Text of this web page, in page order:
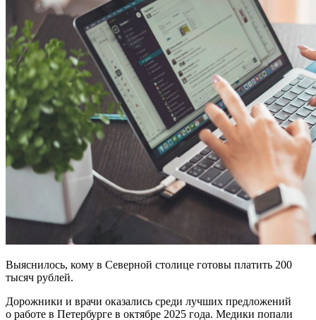
Выяснилось, кому в Северной столице готовы платить 200
тысяч рублей.
Дорожники и врачи оказались среди лучших предложений
о работе в Петербурге в октябре 2025 года. Медики попали